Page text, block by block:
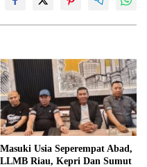
Masuki Usia Seperempat Abad,
LLMB Riau, Kepri Dan Sumut